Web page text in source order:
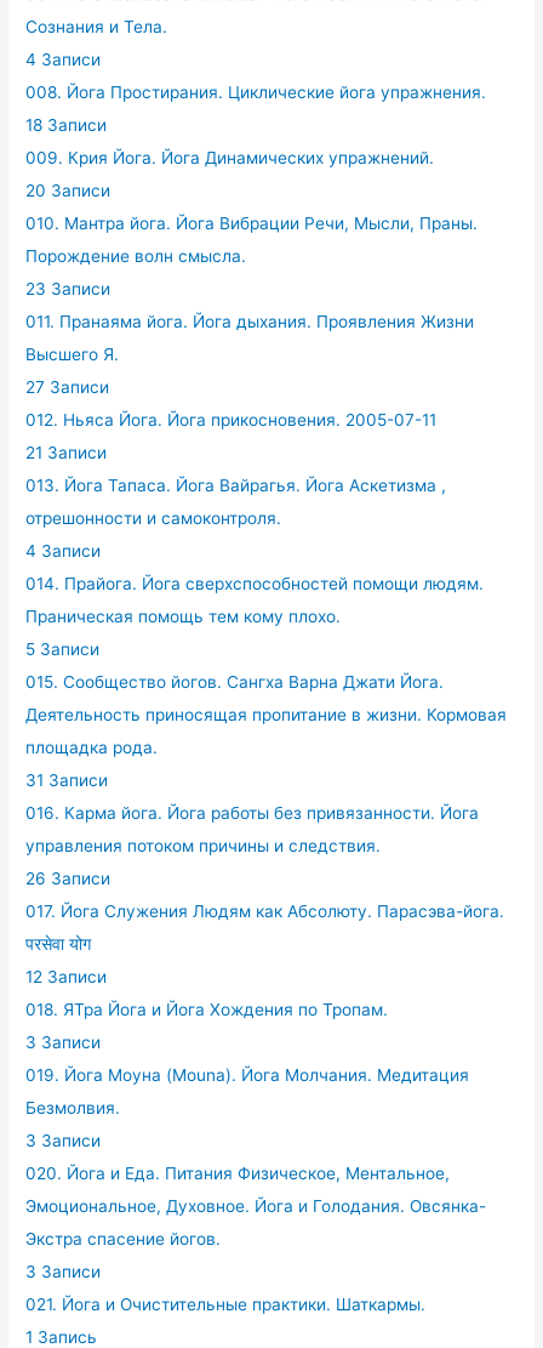
Сознания и Тела.
4 Записи
008. Йога Простирания. Циклические йога упражнения.
18 Записи
009. Крия Йога. Йога Динамических упражнений.
20 Записи
010. Мантра йога. Йога Вибрации Речи, Мысли, Праны.
Порождение волн смысла.
23 Записи
011. Пранаяма йога. Йога дыхания. Проявления Жизни
Высшего Я.
27 Записи
012. Ньяса Йога. Йога прикосновения. 2005-07-11
21 Записи
013. Йога Тапаса. Йога Вайрагья. Йога Аскетизма ,
отрешонности и самоконтроля.
4 Записи
014. Прайога. Йога сверхспособностей помощи людям.
Праническая помощь тем кому плохо.
5 Записи
015. Сообщество йогов. Сангха Варна Джати Йога.
Деятельность приносящая пропитание в жизни. Кормовая
площадка рода.
31 Записи
016. Карма йога. Йога работы без привязанности. Йога
управления потоком причины и следствия.
26 Записи
017. Йога Служения Людям как Абсолюту. Парасэва-йога.
परसेवा योग
12 Записи
018. ЯТра Йога и Йога Хождения по Тропам.
3 Записи
019. Йога Моуна (Mouna). Йога Молчания. Медитация
Безмолвия.
3 Записи
020. Йога и Еда. Питания Физическое, Ментальное,
Эмоциональное, Духовное. Йога и Голодания. Овсянка-
Экстра спасение йогов.
3 Записи
021. Йога и Очистительные практики. Шаткармы.
1 Запись